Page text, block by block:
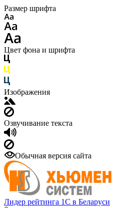
Размер шрифта
Цвет фона и шрифта
Изображения
Озвучивание текста
Обычная версия сайта
Лидер рейтинга 1С в Беларуси